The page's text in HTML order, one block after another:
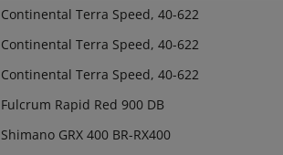
Continental Terra Speed, 40-622
Continental Terra Speed, 40-622
Continental Terra Speed, 40-622
Fulcrum Rapid Red 900 DB
Shimano GRX 400 BR-RX400